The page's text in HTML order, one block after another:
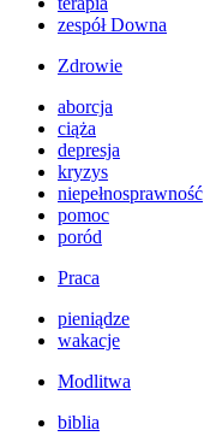
zespół Downa
Zdrowie
aborcja
ciąża
depresja
kryzys
niepełnosprawność
pomoc
poród
Praca
pieniądze
wakacje
Modlitwa
biblia